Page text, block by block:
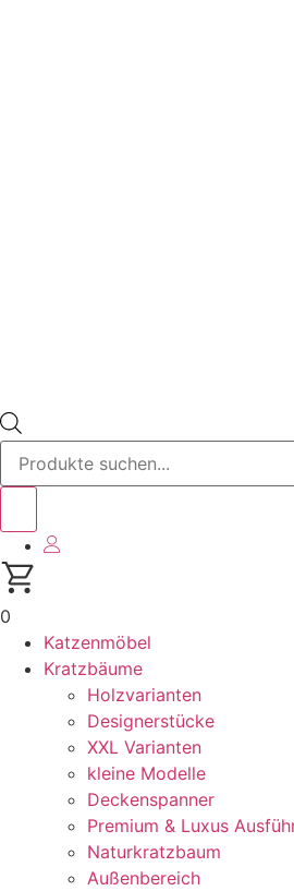
Products
search
0
Katzenmöbel
Kratzbäume
Holzvarianten
Designerstücke
XXL Varianten
kleine Modelle
Deckenspanner
Premium & Luxus
Naturkratzbaum
Außenbereich